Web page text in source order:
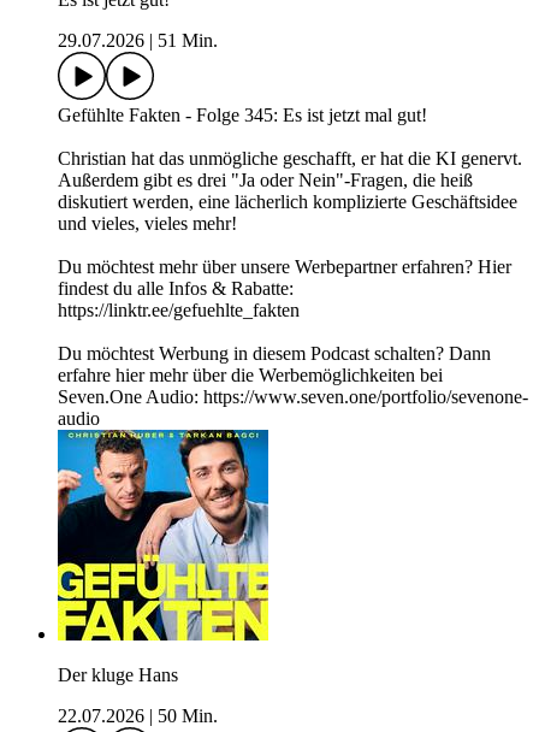
29.07.2026
51 Min.
Gefühlte Fakten - Folge 345: Es ist jetzt mal gut!
Christian hat das unmögliche geschafft, er hat die KI genervt.
Außerdem gibt es drei "Ja oder Nein"-Fragen, die heiß
diskutiert werden, eine lächerlich komplizierte Geschäftsidee
und vieles, vieles mehr!
Du möchtest mehr über unsere Werbepartner erfahren? Hier
findest du alle Infos & Rabatte:
https://linktr.ee/gefuehlte_fakten
Du möchtest Werbung in diesem Podcast schalten? Dann
erfahre hier mehr über die Werbemöglichkeiten bei
Seven.One Audio: https://www.seven.one/portfolio/sevenone-
audio
Der kluge Hans
22.07.2026
50 Min.